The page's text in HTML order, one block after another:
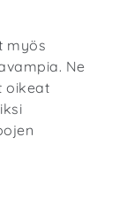
myös
Ne
oikeat